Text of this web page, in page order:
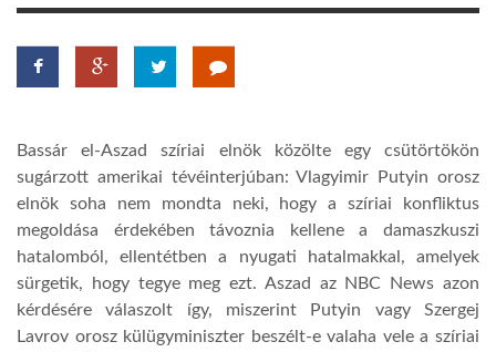
GLOBOBOOK
Bassár el-Aszad szíriai elnök közölte egy csütörtökön
sugárzott amerikai tévéinterjúban: Vlagyimir Putyin orosz
elnök soha nem mondta neki, hogy a szíriai konfliktus
megoldása érdekében távoznia kellene a damaszkuszi
hatalomból, ellentétben a nyugati hatalmakkal, amelyek
sürgetik, hogy tegye meg ezt. Aszad az NBC News azon
kérdésére válaszolt így, miszerint Putyin vagy Szergej
Lavrov orosz külügyminiszter beszélt-e valaha vele a szíriai